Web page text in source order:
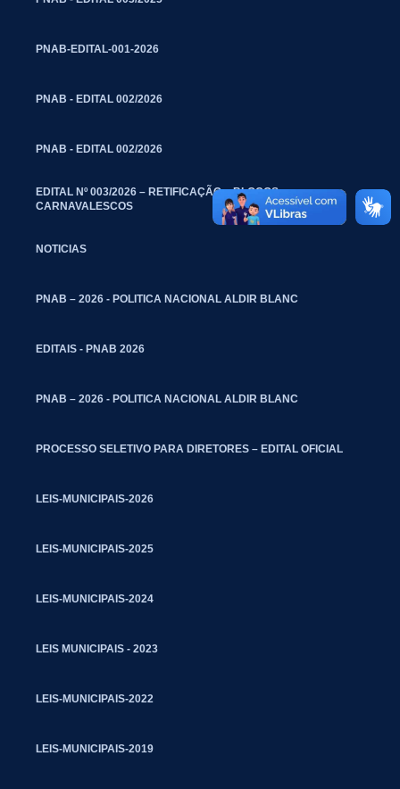
PNAB-EDITAL-001-2026
PNAB - EDITAL 002/2026
PNAB - EDITAL 002/2026
EDITAL Nº 003/2026 – RETIFICAÇÃO – BLOCOS
CARNAVALESCOS
NOTICIAS
PNAB – 2026 - POLITICA NACIONAL ALDIR BLANC
EDITAIS - PNAB 2026
PNAB – 2026 - POLITICA NACIONAL ALDIR BLANC
PROCESSO SELETIVO PARA DIRETORES – EDITAL OFICIAL
LEIS-MUNICIPAIS-2026
LEIS-MUNICIPAIS-2025
LEIS-MUNICIPAIS-2024
LEIS MUNICIPAIS - 2023
LEIS-MUNICIPAIS-2022
LEIS-MUNICIPAIS-2019